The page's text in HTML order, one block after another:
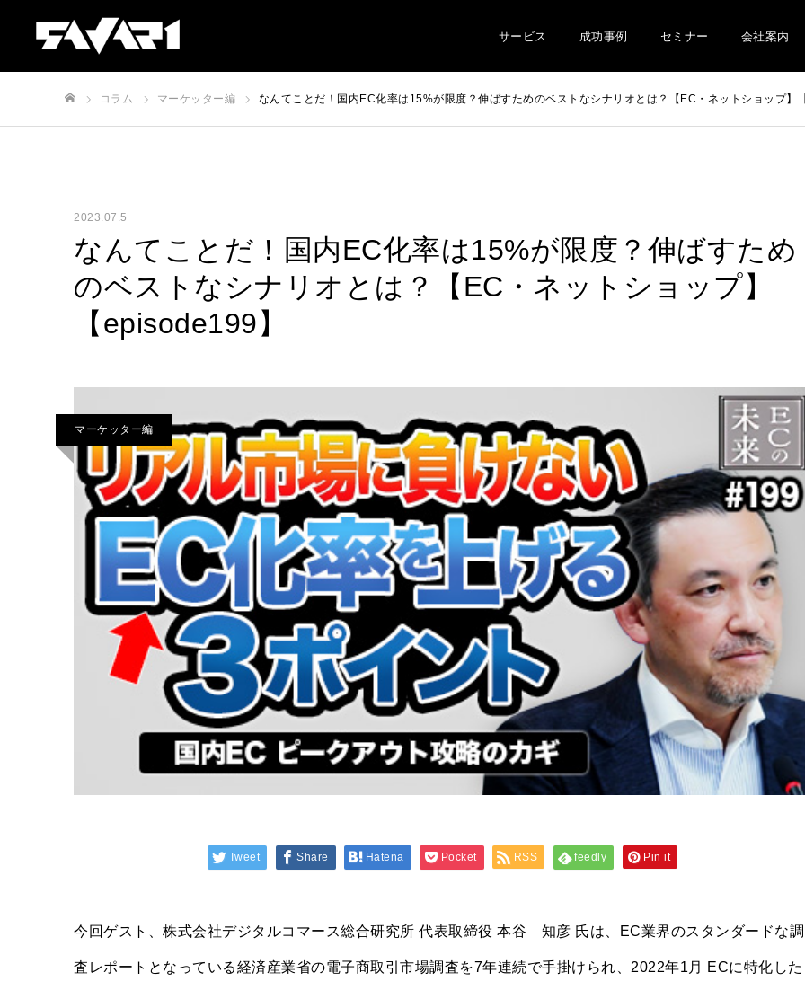
サービス 成功事例 セミナー 会社案内
コラム マーケッター編 なんてことだ！国内EC化率は15%が限度？伸ばすためのベストなシナリオとは？【EC・ネットショップ】
2023.07.5
なんてことだ！国内EC化率は15%が限度？伸ばすため
のベストなシナリオとは？【EC・ネットショップ】
【episode199】
マーケッター編
Tweet Share Hatena Pocket RSS feedly Pin it
今回ゲスト、株式会社デジタルコマース総合研究所 代表取締役 本谷 知彦 氏は、EC業界のスタンダードな調
査レポートとなっている経済産業省の電子商取引市場調査を7年連続で手掛けられ、2022年1月 ECに特化した